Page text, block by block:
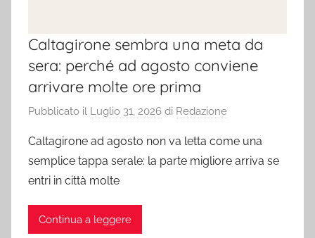
Caltagirone sembra una meta da
sera: perché ad agosto conviene
arrivare molte ore prima
Pubblicato il Luglio 31, 2026 di Redazione
Caltagirone ad agosto non va letta come una
semplice tappa serale: la parte migliore arriva se
entri in città molte
Continua a leggere